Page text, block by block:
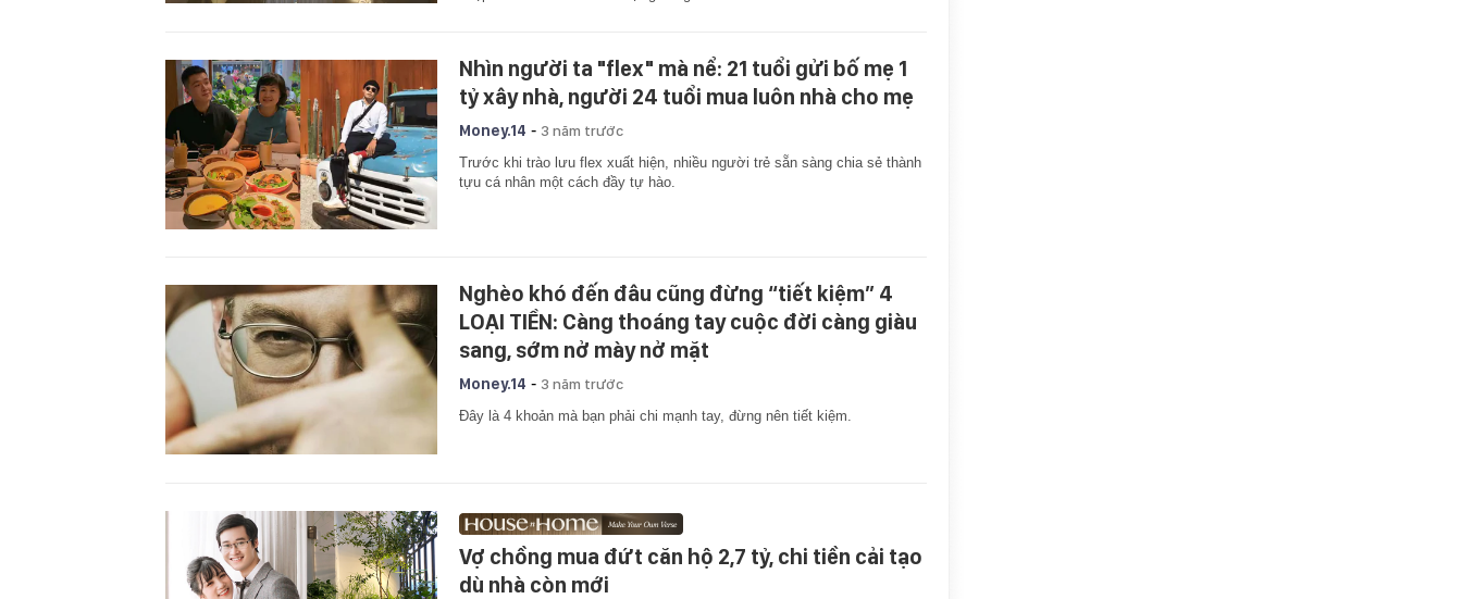
Nhìn người ta "flex" mà nể: 21 tuổi gửi bố mẹ 1
tỷ xây nhà, người 24 tuổi mua luôn nhà cho mẹ
Money.14 - 3 năm trước
Trước khi trào lưu flex xuất hiện, nhiều người trẻ sẵn sàng chia sẻ thành
tựu cá nhân một cách đầy tự hào.
Nghèo khó đến đâu cũng đừng “tiết kiệm” 4
LOẠI TIỀN: Càng thoáng tay cuộc đời càng giàu
sang, sớm nở mày nở mặt
Money.14 - 3 năm trước
Đây là 4 khoản mà bạn phải chi mạnh tay, đừng nên tiết kiệm.
Vợ chồng mua đứt căn hộ 2,7 tỷ, chi tiền cải tạo
dù nhà còn mới